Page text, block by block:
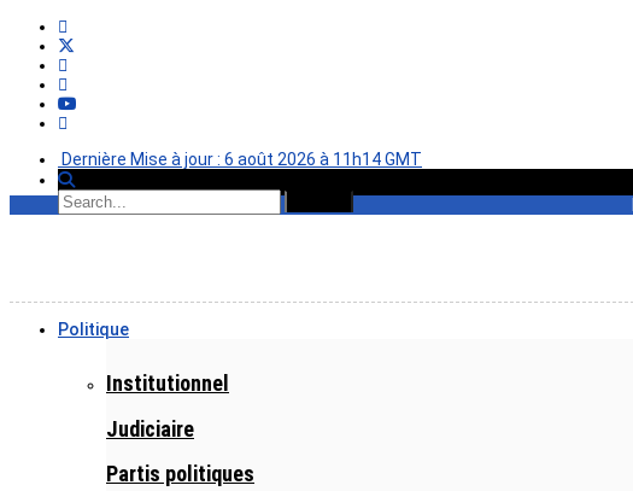
Dernière Mise à jour : 6 août 2026 à 11h14 GMT
Politique
Institutionnel
Judiciaire
Partis politiques